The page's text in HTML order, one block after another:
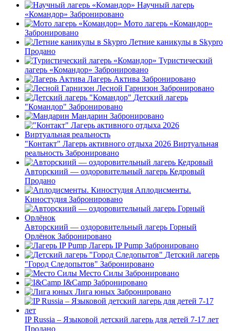
Научный лагерь
«Командор» Забронировано
Мото лагерь «Командор»
Забронировано
Летние каникулы в Skypro
Продано
Туристический
лагерь «Командор» Забронировано
Лагерь Актива Забронировано
Лесной Гарнизон Забронировано
Детский лагерь
"Командор" Забронировано
Мандарин Забронировано
"Контакт" Лагерь активного отдыха 2026 Виртуальная
реальность Забронировано
Авторскиий — оздоровительный лагерь Кедровый
Продано
Аплодисменты.
Киностудия Забронировано
Авторскиий — оздоровительный лагерь Горный
Орлёнок Забронировано
Лагерь IP Pump Забронировано
Детский лагерь
"Город Следопытов" Забронировано
Место Силы Забронировано
I&Camp Забронировано
Лига юных Забронировано
IP Russia – Языковой детский лагерь для детей 7-17 лет
Продано